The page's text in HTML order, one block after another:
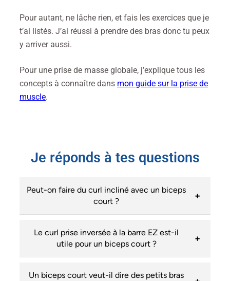
Pour autant, ne lâche rien, et fais les exercices que je
t’ai listés. J’ai réussi à prendre des bras donc tu peux
y arriver aussi.
Pour une prise de masse globale, j’explique tous les
concepts à connaître dans mon guide sur la prise de
muscle.
Je réponds à tes questions
Peut-on faire du curl incliné avec un biceps
court ?
Le curl prise inversée à la barre EZ est-il
utile pour un biceps court ?
Un biceps court veut-il dire des petits bras